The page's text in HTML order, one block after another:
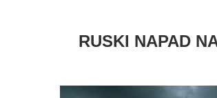
RUSKI NAPAD